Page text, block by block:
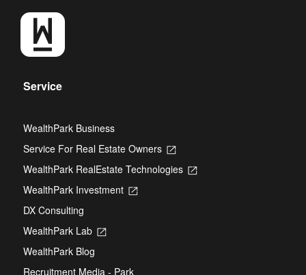
Service
WealthPark Business
Service For Real Estate Owners
Opens
a
WealthPark RealEstate Technologies
Opens
WealthPark Investment
Opens
DX Consulting
WealthPark Lab
Opens
new
WealthPark Blog
Recruitment Media - Park